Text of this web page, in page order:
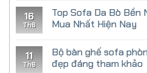
16
Th6
Top Sofa Da Bò Bền
Mua Nhất Hiện Nay
11
Th6
Bộ bàn ghế sofa
đẹp đáng tham khảo